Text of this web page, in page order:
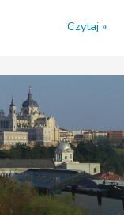
Czytaj